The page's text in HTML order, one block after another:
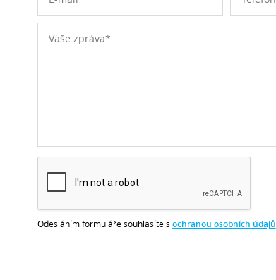
Odesláním formuláře souhlasíte s ochranou osobních údajů